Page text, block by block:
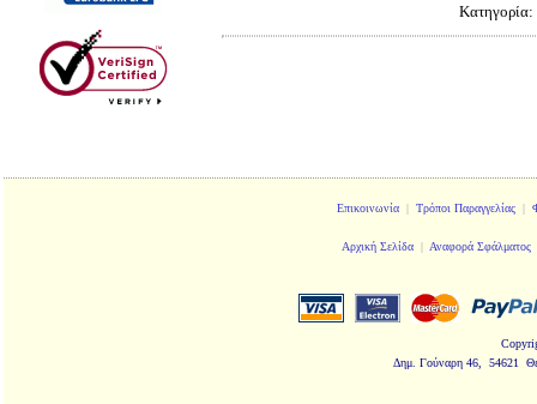
Κατηγορία:
Επικοινωνία | Τρόποι Παραγγελίας |
Αρχική Σελίδα| Αναφορά Σφάλματος
Δημ. Γούναρη 46, 54621